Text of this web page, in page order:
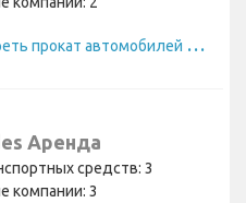
П
росмотреть прокат автомобилей Dacia
Аренда
средств: 3
компании: 3